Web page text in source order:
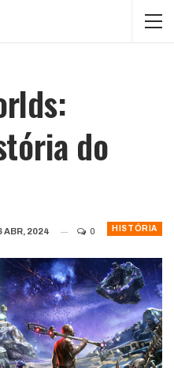
do
HISTÓRIA
ABR, 2024 0